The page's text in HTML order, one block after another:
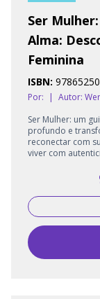
Ser
Alma:
Feminina
ISBN:
Por: | Autor:
Ser Mulher: um
profundo e
reconectar com
viver com